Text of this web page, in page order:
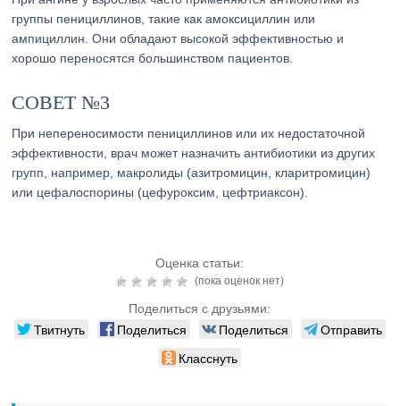
группы пенициллинов, такие как амоксициллин или
ампициллин. Они обладают высокой эффективностью и
хорошо переносятся большинством пациентов.
СОВЕТ №3
При непереносимости пенициллинов или их недостаточной
эффективности, врач может назначить антибиотики из других
групп, например, макролиды (азитромицин, кларитромицин)
или цефалоспорины (цефуроксим, цефтриаксон).
Оценка статьи:
(пока оценок нет)
Поделиться с друзьями:
Твитнуть Поделиться Поделиться
Отправить
Класснуть